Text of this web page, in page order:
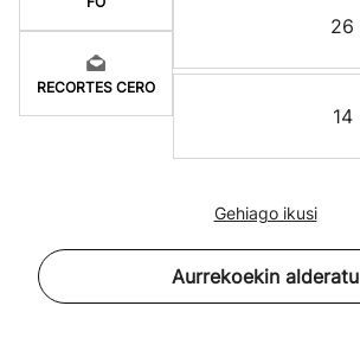
RECORTES CERO
26
14
Gehiago ikusi
Aurrekoekin alderatu